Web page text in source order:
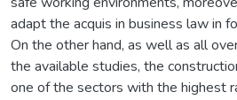
adapt the acquis in business law in
On the other hand, as well as all
the available studies, the
one of the sectors with the highest